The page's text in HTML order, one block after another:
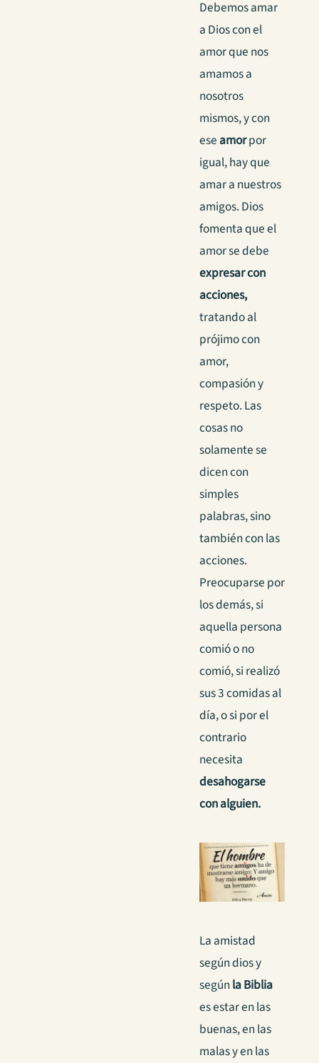
Debemos amar
a Dios con el
amor que nos
amamos a
nosotros
mismos, y con
ese amorpor
igual, hay que
amar a nuestros
amigos. Dios
fomenta que el
amor se debe
expresar con
acciones,
tratando al
prójimo con
amor,
compasión y
respeto. Las
cosas no
solamente se
dicen con
simples
palabras, sino
también con las
acciones.
Preocuparse por
los demás, si
aquella persona
comió o no
comió, si realizó
sus 3 comidas al
día, o si por el
contrario
necesita
desahogarse
con alguien.
La amistad
según dios y
segúnla Biblia
es estar en las
buenas, en las
malas y en las